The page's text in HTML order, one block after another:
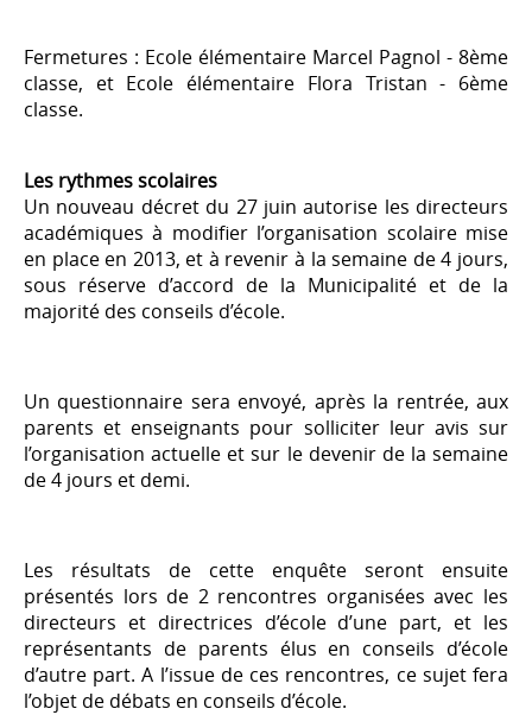
Fermetures : Ecole élémentaire Marcel Pagnol - 8ème
classe, et Ecole élémentaire Flora Tristan - 6ème
classe.
Les rythmes scolaires
Un nouveau décret du 27 juin autorise les directeurs
académiques à modifier l’organisation scolaire mise
en place en 2013, et à revenir à la semaine de 4 jours,
sous réserve d’accord de la Municipalité et de la
majorité des conseils d’école.
Un questionnaire sera envoyé, après la rentrée, aux
parents et enseignants pour solliciter leur avis sur
l’organisation actuelle et sur le devenir de la semaine
de 4 jours et demi.
Les résultats de cette enquête seront ensuite
présentés lors de 2 rencontres organisées avec les
directeurs et directrices d’école d’une part, et les
représentants de parents élus en conseils d’école
d’autre part. A l’issue de ces rencontres, ce sujet fera
l’objet de débats en conseils d’école.